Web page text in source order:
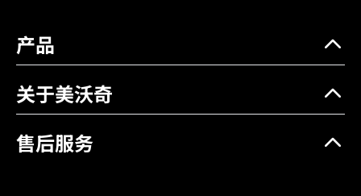
产品
关于美沃奇
售后服务